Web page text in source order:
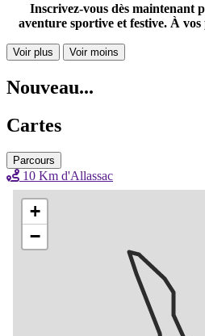
Inscrivez-vous dès maintenant
aventure sportive et festive. À
Voir plus Voir moins
Nouveau...
Cartes
Parcours
10 Km d'Allassac